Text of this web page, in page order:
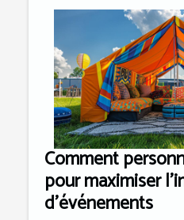
Comment
pour maximiser
d'événements